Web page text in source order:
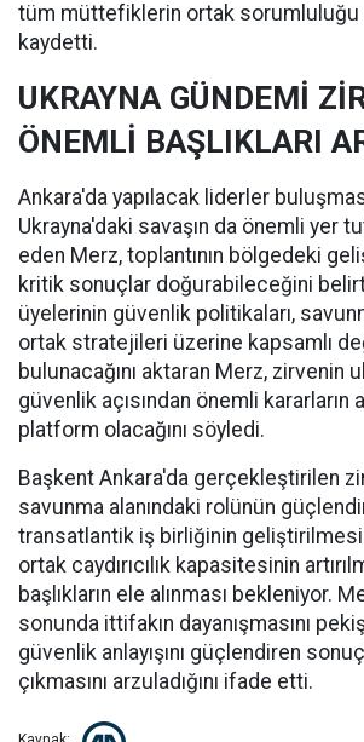
tüm müttefiklerin ortak sorumluluğu
kaydetti.
UKRAYNA GÜNDEMİ
ÖNEMLİ BAŞLIKLARI
Ankara'da yapılacak liderler
Ukrayna'daki savaşın da önemli yer
eden Merz, toplantının bölgedeki
kritik sonuçlar doğurabileceğini
üyelerinin güvenlik politikaları,
ortak stratejileri üzerine kapsamlı
bulunacağını aktaran Merz, zirvenin
güvenlik açısından önemli kararların
platform olacağını söyledi.
Başkent Ankara'da gerçekleştirilen
savunma alanındaki rolünün
transatlantik iş birliğinin geliştirilmesi
ortak caydırıcılık kapasitesinin
başlıkların ele alınması bekleniyor.
sonunda ittifakın dayanışmasını
güvenlik anlayışını güçlendiren
çıkmasını arzuladığını ifade etti.